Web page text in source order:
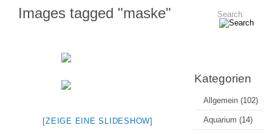
Images tagged "maske"
[ZEIGE EINE SLIDESHOW]
Kategorien
Allgemein (102)
Aquarium (14)